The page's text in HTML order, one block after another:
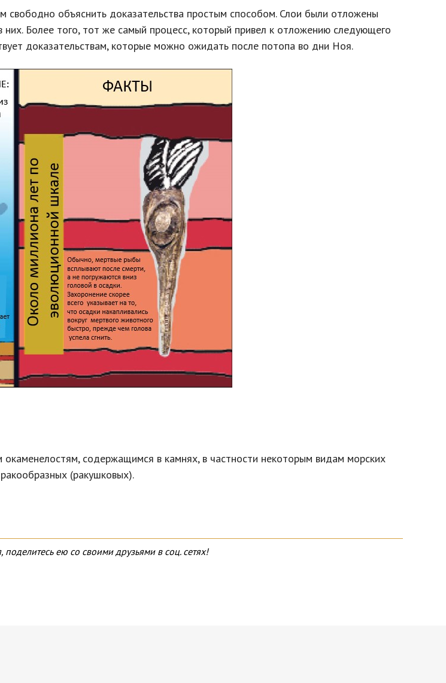
объяснить доказательства простым способом. Слои были отложены
Более того, тот же самый процесс, который привел к отложению следующего
доказательствам, которые можно ожидать после потопа во дни Ноя.
содержащимся в камнях, в частности некоторым видам морских
(ракушковых).
поделитесь ею со своими друзьями в соц. сетях!